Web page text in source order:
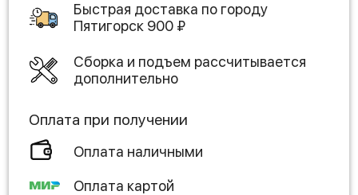
Быстрая доставка по городу
Пятигорск 900 ₽
Сборка и подъем рассчитывается
дополнительно
Оплата при получении
Оплата наличными
Оплата картой